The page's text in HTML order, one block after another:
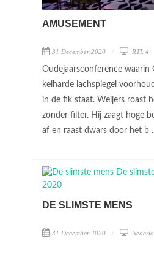
AMUSEMENT
31 December 2020 RTL 4
Oudejaarsconference waarin
keiharde lachspiegel
in de fik staat. Weijers roast
zonder filter. Hij zaagt hoge
af en raast dwars door het b
DE SLIMSTE MENS
31 December 2020